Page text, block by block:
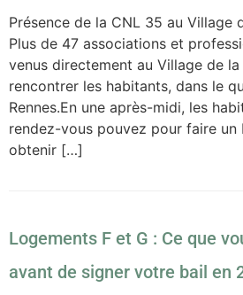
Présence de la CNL 35 au Village
Plus de 47 associations et
venus directement au Village de
rencontrer les habitants, dans le
Rennes.En une après-midi, les
rendez-vous pouvez pour faire un
obtenir […]
Logements F et G : Ce que
avant de signer votre bail en